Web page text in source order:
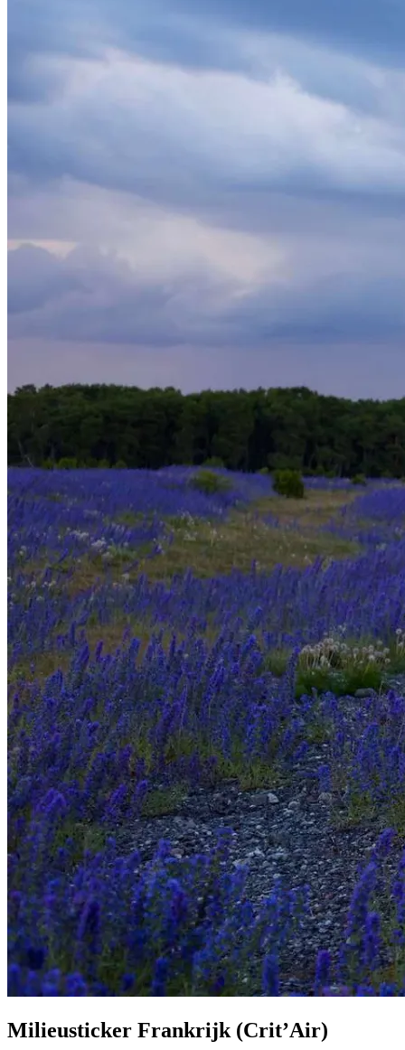
Milieusticker Frankrijk (Crit’Air)